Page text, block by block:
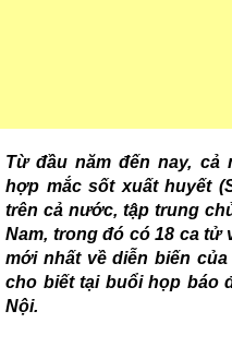
Từ đầu năm đến nay, cả
hợp mắc sốt xuất huyết
trên cả nước, tập trung
Nam, trong đó có 18 ca
mới nhất về diễn biến
cho biết tại buổi họp báo
Nội.